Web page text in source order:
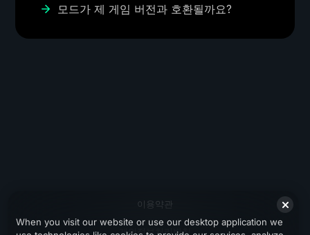
모드가 제 게임 버전과 호환될까요?
이용약관
개인정보처리방침
When you visit our website or use our desktop application we